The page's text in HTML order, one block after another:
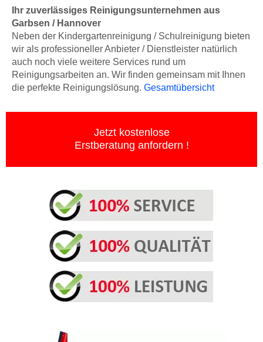
Ihr zuverlässiges Reinigungsunternehmen aus
Garbsen / Hannover
Neben der Kindergartenreinigung / Schulreinigung bieten
wir als professioneller Anbieter / Dienstleister natürlich
auch noch viele weitere Services rund um
Reinigungsarbeiten an. Wir finden gemeinsam mit Ihnen
die perfekte Reinigungslösung. Gesamtübersicht
Jetzt kostenlose
Erstberatung anfordern !